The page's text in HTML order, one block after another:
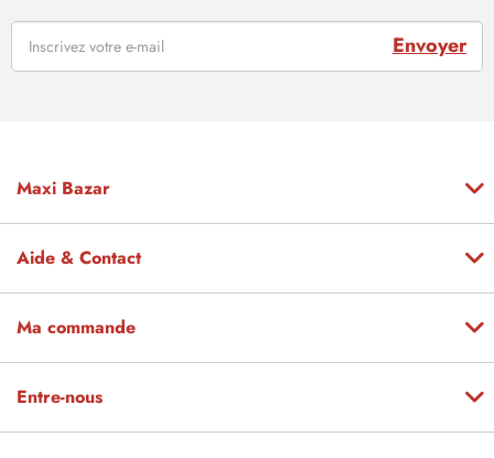
Envoyer
Maxi Bazar
Aide & Contact
Ma commande
Entre-nous